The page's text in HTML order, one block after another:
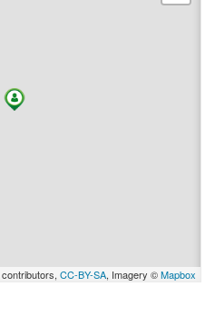
contributors, CC-BY-SA, Imagery ©Mapbox